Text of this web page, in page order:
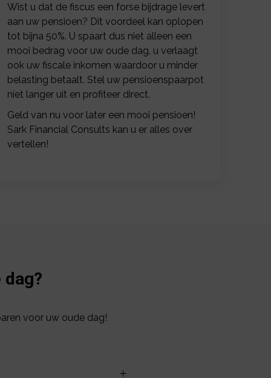
Wist u dat de fiscus een forse bijdrage levert
aan uw pensioen? Dit voordeel kan oplopen
tot bijna 50%. U spaart dus niet alleen een
mooi bedrag voor uw oude dag, u verlaagt
ook uw fiscale inkomen waardoor u minder
belasting betaalt. Stel uw pensioenspaarpot
niet langer uit en profiteer direct.
Geld van nu voor later een mooi pensioen!
Sark Financial Consults kan u er alles over
vertellen!
voor uw oude dag!